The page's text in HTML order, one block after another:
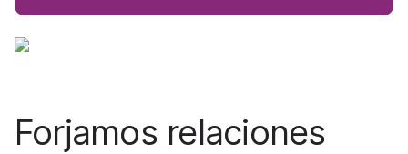
Forjamos relaciones